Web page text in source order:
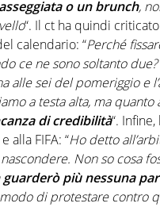
o un brunch,
“. Il ct ha quindi
calendario: “Perché
ce ne sono soltanto
alle sei del pomeriggio e
a testa alta, ma quanto
di credibilità“. Infine,
alla FIFA: “Ho detto
Non so cosa
guarderò più nessuna
di protestare contro